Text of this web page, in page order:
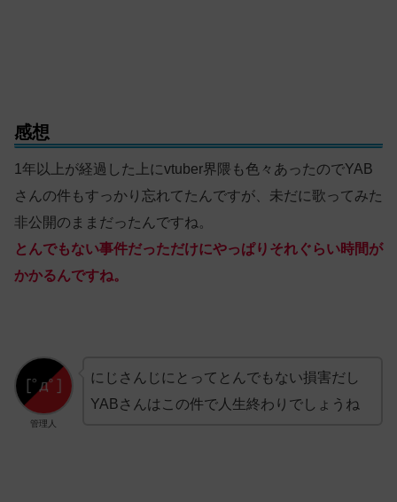
感想
1年以上が経過した上にvtuber界隈も色々あったのでYAB
さんの件もすっかり忘れてたんですが、未だに歌ってみた
非公開のままだったんですね。
とんでもない事件だっただけにやっぱりそれぐらい時間が
かかるんですね。
管理人
にじさんじにとってとんでもない損害だし
YABさんはこの件で人生終わりでしょうね